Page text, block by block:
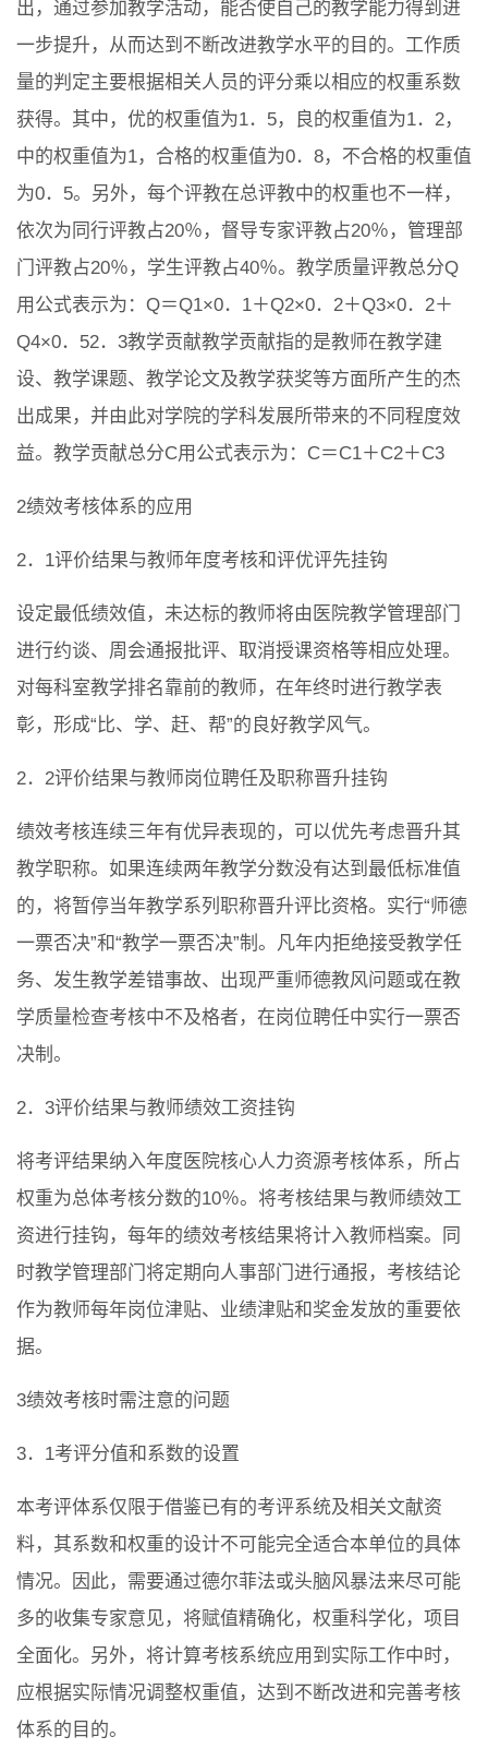
出，通过参加教学活动，能否使自己的教学能力得到进
一步提升，从而达到不断改进教学水平的目的。工作质
量的判定主要根据相关人员的评分乘以相应的权重系数
获得。其中，优的权重值为1．5，良的权重值为1．2，
中的权重值为1，合格的权重值为0．8，不合格的权重值
为0．5。另外，每个评教在总评教中的权重也不一样，
依次为同行评教占20％，督导专家评教占20％，管理部
门评教占20％，学生评教占40％。教学质量评教总分Q
用公式表示为：Q＝Q1×0．1＋Q2×0．2＋Q3×0．2＋
Q4×0．52．3教学贡献教学贡献指的是教师在教学建
设、教学课题、教学论文及教学获奖等方面所产生的杰
出成果，并由此对学院的学科发展所带来的不同程度效
益。教学贡献总分C用公式表示为：C＝C1＋C2＋C3
2绩效考核体系的应用
2．1评价结果与教师年度考核和评优评先挂钩
设定最低绩效值，未达标的教师将由医院教学管理部门
进行约谈、周会通报批评、取消授课资格等相应处理。
对每科室教学排名靠前的教师，在年终时进行教学表
彰，形成“比、学、赶、帮”的良好教学风气。
2．2评价结果与教师岗位聘任及职称晋升挂钩
绩效考核连续三年有优异表现的，可以优先考虑晋升其
教学职称。如果连续两年教学分数没有达到最低标准值
的，将暂停当年教学系列职称晋升评比资格。实行“师德
一票否决”和“教学一票否决”制。凡年内拒绝接受教学任
务、发生教学差错事故、出现严重师德教风问题或在教
学质量检查考核中不及格者，在岗位聘任中实行一票否
决制。
2．3评价结果与教师绩效工资挂钩
将考评结果纳入年度医院核心人力资源考核体系，所占
权重为总体考核分数的10％。将考核结果与教师绩效工
资进行挂钩，每年的绩效考核结果将计入教师档案。同
时教学管理部门将定期向人事部门进行通报，考核结论
作为教师每年岗位津贴、业绩津贴和奖金发放的重要依
据。
3绩效考核时需注意的问题
3．1考评分值和系数的设置
本考评体系仅限于借鉴已有的考评系统及相关文献资
料，其系数和权重的设计不可能完全适合本单位的具体
情况。因此，需要通过德尔菲法或头脑风暴法来尽可能
多的收集专家意见，将赋值精确化，权重科学化，项目
全面化。另外，将计算考核系统应用到实际工作中时，
应根据实际情况调整权重值，达到不断改进和完善考核
体系的目的。